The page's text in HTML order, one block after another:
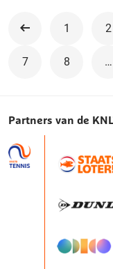
1 2
7 8 …
Partners van de